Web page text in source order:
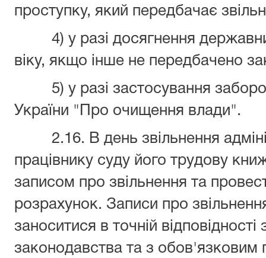
проступку, який передбачає
4) у разі досягнення
віку, якщо інше не передбачено
5) у разі застосування
України "Про очищення влади".
2.16. В день звільнення
працівнику суду його трудову
записом про звільнення та
розрахунок. Записи про
заноситися в точній
законодавства та з обов'язковим